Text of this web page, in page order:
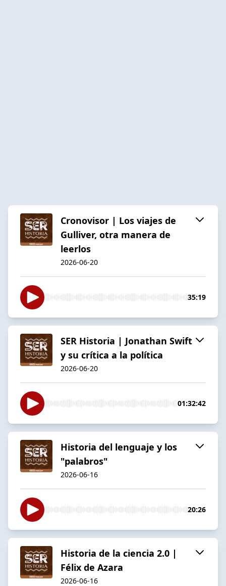
Cronovisor | Los viajes de
Gulliver, otra manera de
leerlos
2026-06-20
35:19
SER Historia | Jonathan Swift
y su crítica a la política
2026-06-20
01:32:42
Historia del lenguaje y los
"palabros"
2026-06-16
20:26
Historia de la ciencia 2.0 |
Félix de Azara
2026-06-16